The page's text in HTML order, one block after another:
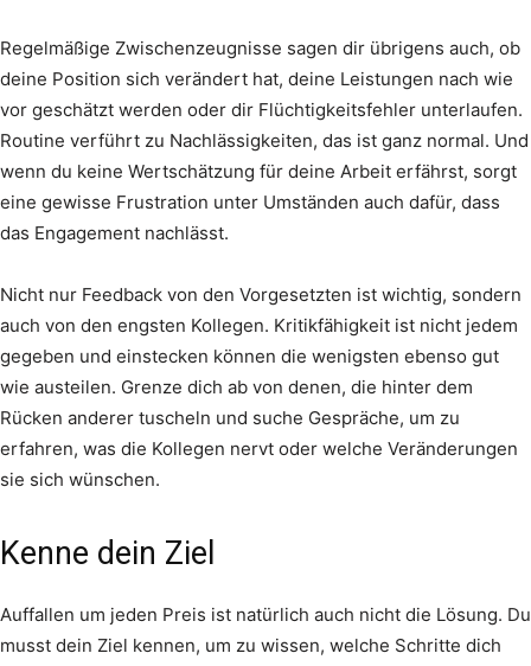
Regelmäßige Zwischenzeugnisse sagen dir übrigens auch, ob
deine Position sich verändert hat, deine Leistungen nach wie
vor geschätzt werden oder dir Flüchtigkeitsfehler unterlaufen.
Routine verführt zu Nachlässigkeiten, das ist ganz normal. Und
wenn du keine Wertschätzung für deine Arbeit erfährst, sorgt
eine gewisse Frustration unter Umständen auch dafür, dass
das Engagement nachlässt.
Nicht nur Feedback von den Vorgesetzten ist wichtig, sondern
auch von den engsten Kollegen. Kritikfähigkeit ist nicht jedem
gegeben und einstecken können die wenigsten ebenso gut
wie austeilen. Grenze dich ab von denen, die hinter dem
Rücken anderer tuscheln und suche Gespräche, um zu
erfahren, was die Kollegen nervt oder welche Veränderungen
sie sich wünschen.
Kenne dein Ziel
Auffallen um jeden Preis ist natürlich auch nicht die Lösung. Du
musst dein Ziel kennen, um zu wissen, welche Schritte dich